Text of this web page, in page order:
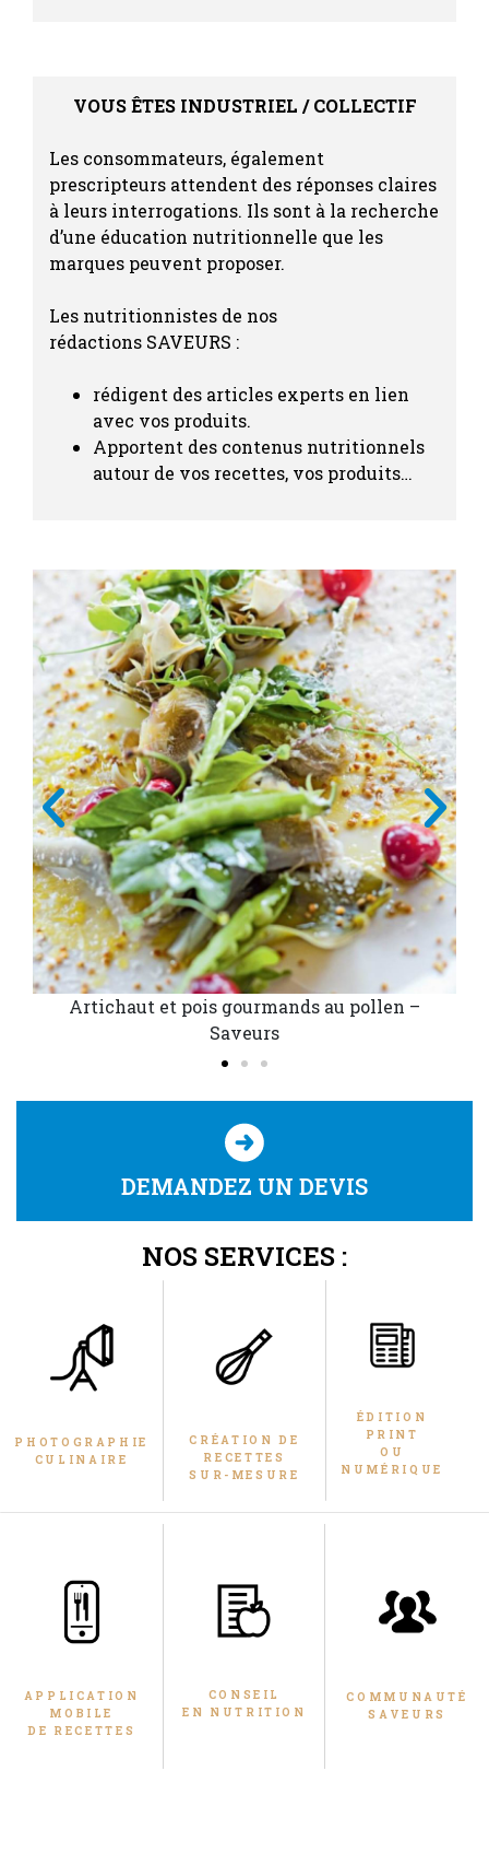
VOUS ÊTES INDUSTRIEL / COLLECTIF
Les consommateurs, également
prescripteurs attendent des réponses claires
à leurs interrogations. Ils sont à la recherche
d’une éducation nutritionnelle que les
marques peuvent proposer.
Les nutritionnistes de nos
rédactions SAVEURS :
rédigent des articles experts en lien
avec vos produits.
Apportent des contenus nutritionnels
autour de vos recettes, vos produits…
Artichaut et pois gourmands au pollen –
Saveurs
DEMANDEZ UN DEVIS
NOS SERVICES :
PHOTOGRAPHIE
CULINAIRE
CRÉATION DE
RECETTES
SUR-MESURE
ÉDITION
PRINT
OU
NUMÉRIQUE
APPLICATION
MOBILE
DE RECETTES
CONSEIL
EN NUTRITION
COMMUNAUTÉ
SAVEURS